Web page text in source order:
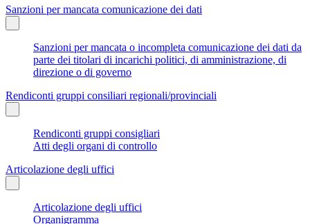
Sanzioni per mancata comunicazione dei dati
Sanzioni per mancata o incompleta comunicazione dei dati da
parte dei titolari di incarichi politici, di amministrazione, di
direzione o di governo
Rendiconti gruppi consiliari regionali/provinciali
Rendiconti gruppi consigliari
Atti degli organi di controllo
Articolazione degli uffici
Articolazione degli uffici
Organigramma